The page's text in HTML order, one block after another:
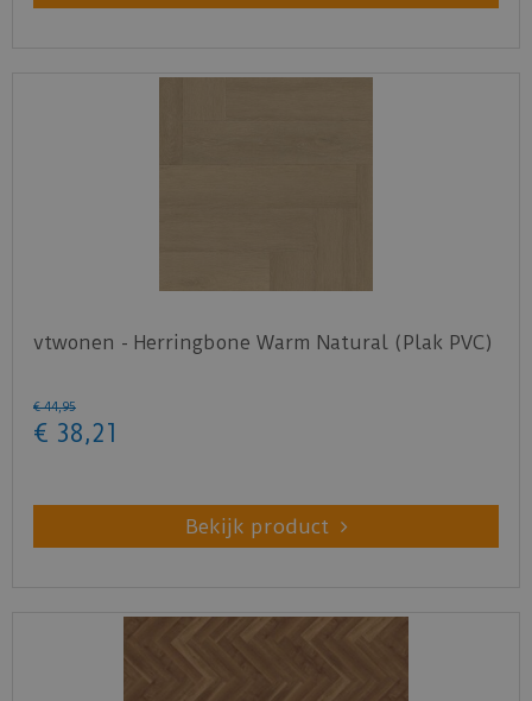
vtwonen - Herringbone Warm Natural (Plak PVC)
€ 44,95
€ 38,21
Bekijk product